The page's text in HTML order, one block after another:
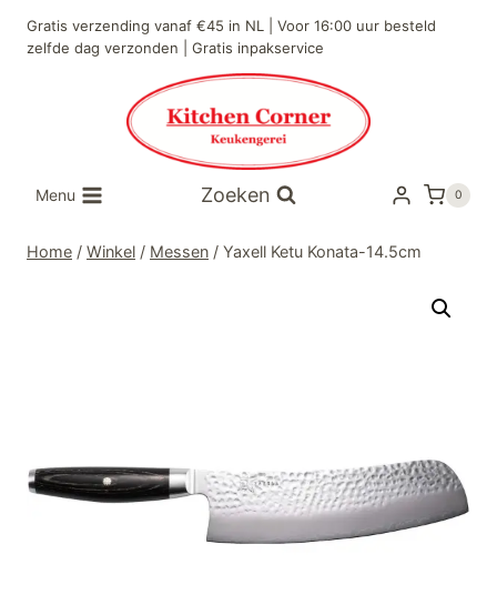
naar
Gratis verzending vanaf €45 in NL | Voor 16:00 uur besteld
zelfde dag verzonden | Gratis inpakservice
Menu Zoeken 0
Home / Winkel / Messen / Yaxell Ketu Konata-14.5cm